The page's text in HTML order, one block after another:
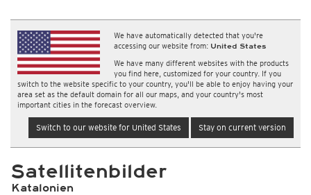
We have automatically detected that you're
accessing our website from: United States
We have many different websites with the products
you find here, customized for your country. If you
switch to the website specific to your country, you'll be able to enjoy having your
area set as the default domain for all our maps, and your country's most
important cities in the forecast overview.
Switch to our website for United States Stay on current version
Satellitenbilder
Katalonien